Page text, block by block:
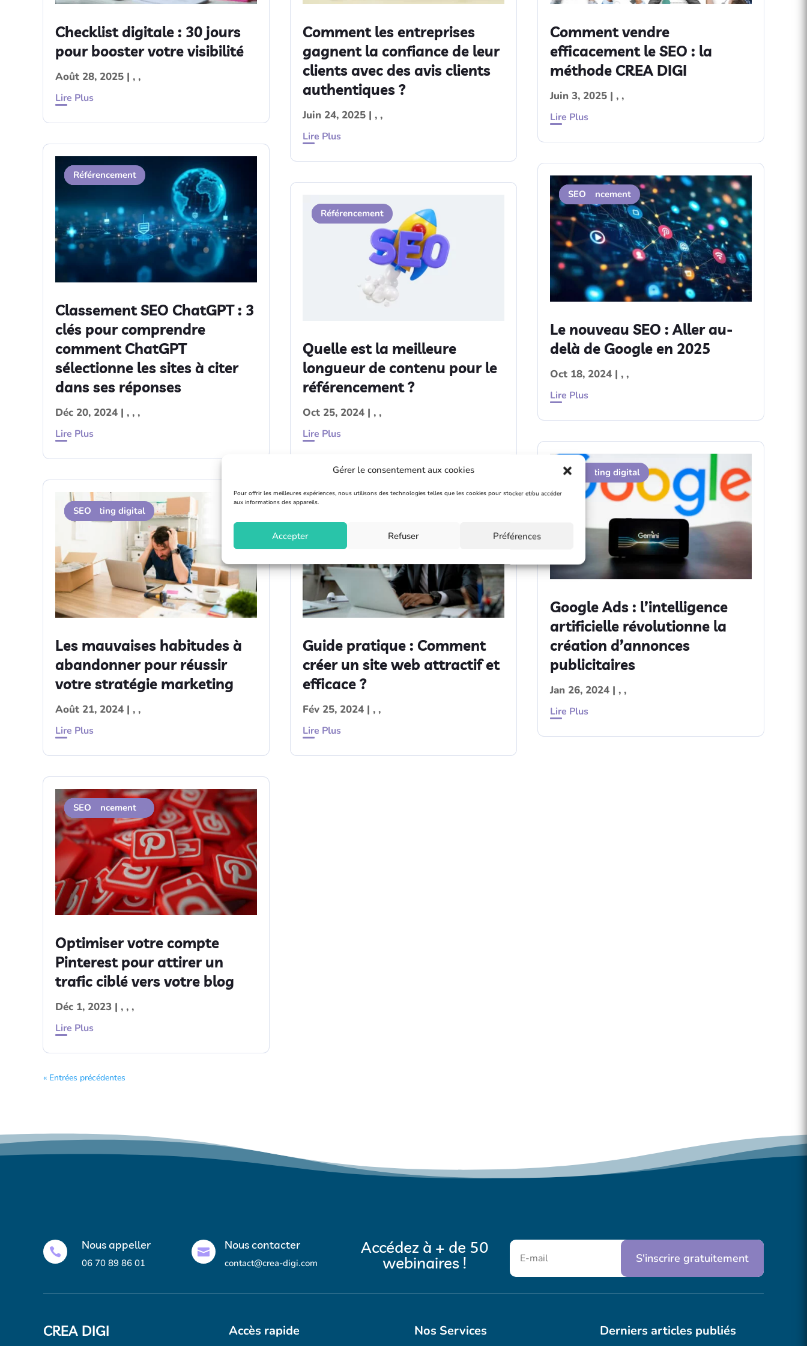
Gérer le consentement aux cookies
Pour offrir les meilleures expériences, nous utilisons des technologies telles que les cookies pour stocker et/ou accéder
aux informations des appareils.
Accepter Refuser Préférences
Checklist digitale : 30 jours
pour booster votre visibilité
Août 28, 2025 | , ,
Lire Plus
Classement SEO ChatGPT : 3
clés pour comprendre
comment ChatGPT
sélectionne les sites à citer
dans ses réponses
Déc 20, 2024 |
SEO
,
Contenu
,
IA
,
Référencement
Lire Plus
Les mauvaises habitudes à
abandonner pour réussir
votre stratégie marketing
Août 21, 2024 |
Avis clients
,
Marketing digital
,
SEO
Lire Plus
Optimiser votre compte
Pinterest pour attirer un
trafic ciblé vers votre blog
Déc 1, 2023 |
Contenu
,
Marketing digital
,
Référencement
,
SEO
Lire Plus
Comment les entreprises
gagnent la confiance de leur
clients avec des avis clients
authentiques ?
Juin 24, 2025| , ,
Lire Plus
Quelle est la meilleure
longueur de contenu pour le
référencement ?
Oct 25, 2024|
SEO
,
Contenu
,
Référencement
Lire Plus
Guide pratique : Comment
créer un site web attractif et
efficace ?
Fév 25, 2024| , ,
Lire Plus
Comment vendre
efficacement le SEO : la
méthode CREA DIGI
Juin 3, 2025| , ,
Lire Plus
Le nouveau SEO : Aller au-
delà de Google en 2025
Oct 18, 2024|
Contenu
,
Référencement
,
SEO
Lire Plus
Google Ads : l’intelligence
artificielle révolutionne la
création d’annonces
publicitaires
Jan 26, 2024|
Contenu
,
Marketing digital
,
SEO
Lire Plus
« Entrées précédentes
 Nous appeller
06 70 89 86 01
 Nous contacter
contact@crea-digi.com
Accédez à + de 50
webinaires ! S'inscrire gratuitement
CREA DIGI Accès rapide Nos Services Derniers articles publiés